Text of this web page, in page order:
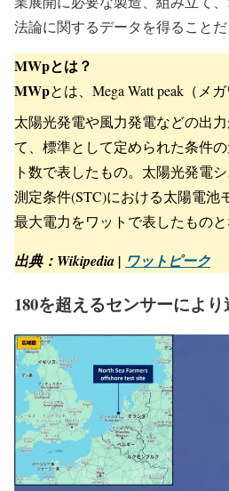
法論に関するデータを得ることだ
MWpとは？
MWpとは、Mega Watt peak（メ
太陽光発電や風力発電などの出
て、標準として定められた条件
ト数で表したもの。太陽光発電
測定条件(STC)における太陽電池
最大電力をワットで表したものと
出典：Wikipedia | ワットピーク
180を超えるセンサーによ